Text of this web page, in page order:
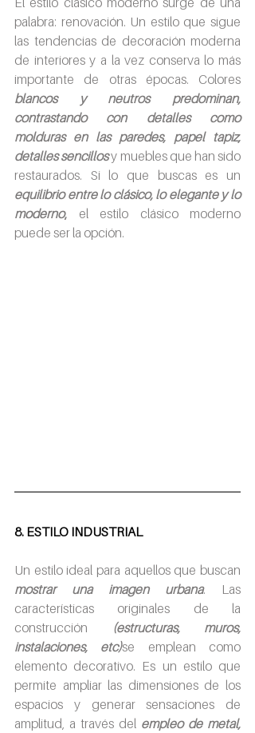
palabra: renovación. Un estilo que sigue
las tendencias de decoración moderna
de interiores y a la vez conserva lo más
blancos y neutros predominan,
contrastando con detalles como
molduras en las paredes, papel tapiz,
detalles sencillos y muebles que han sido
equilibrio entre lo clásico, lo elegante y lo
moderno, el estilo clásico moderno
puede ser la opción.
8. ESTILO INDUSTRIAL
mostrar una imagen urbana. Las
características originales de la
construcción
(estructuras, muros,
instalaciones, etc)se emplean como
elemento decorativo. Es un estilo que
permite ampliar las dimensiones de los
espacios y generar sensaciones de
amplitud, a través del empleo de metal,